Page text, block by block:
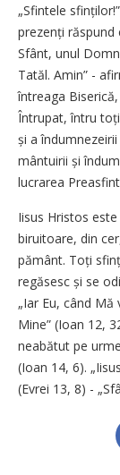
„Sfintele
prezenți răspund
Sfânt, unul
Tatăl. Amin” -
întreaga
Întrupat, întru
și a
mântuirii și
lucrarea
Iisus Hristos
biruitoare, din
pământ. Toți
regăsesc și se
„Iar Eu, când
Mine” (Ioan 12,
neabătut pe
(Ioan 14, 6).
(Evrei 13, 8) -